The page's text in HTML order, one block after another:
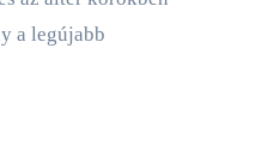
a legújabb